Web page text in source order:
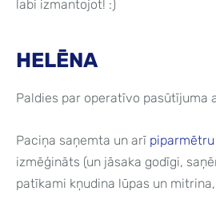
labi izmantojot! :)
HELĒNA
Paldies par operatīvo pasūtījuma
Paciņa saņemta un arī
izmēģināts (un jāsaka godīgi,
patīkami kņudina lūpas un